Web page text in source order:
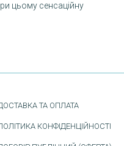
цьому сенсаційну
ТА ОПЛАТА
КОНФІДЕНЦІЙНОСТІ